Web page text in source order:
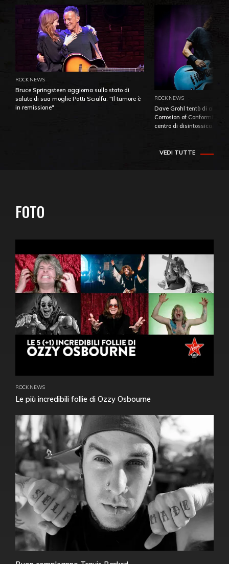
ROCK NEWS
Bruce Springsteen aggiorna sullo stato di
salute di sua moglie Patti Scialfa: "Il tumore è
in remissione"
ROCK NEWS
Dave Grohl tentò di
Corrosion of Conformity
centro di
VEDI TUTTE
FOTO
ROCK NEWS
Le più incredibili follie di Ozzy Osbourne